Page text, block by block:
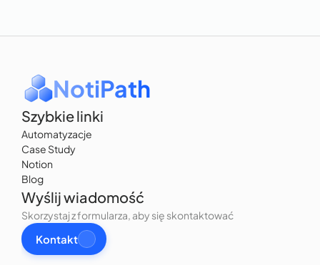
NotiPath
Szybkie linki
Automatyzacje
Case Study
Notion
Blog
Wyślij wiadomość
Skorzystaj z formularza, aby się skontaktować
Kontakt